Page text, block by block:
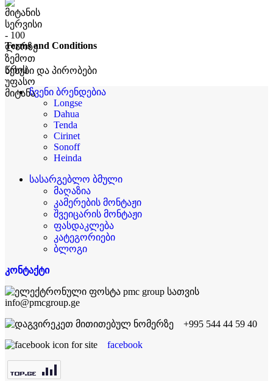
Terms and Conditions
წესები და პირობები
ჩვენი ბრენდებია
Longse
Dahua
Tenda
Cirinet
Sonoff
Heinda
სასარგებლო ბმული
მაღაზია
კამერების მონტაჟი
შვეიცარის მონტაჟი
ფასდაკლება
კატეგორიები
ბლოგი
კონტაქტი
info@pmcgroup.ge
+995 544 44 59 40
facebook